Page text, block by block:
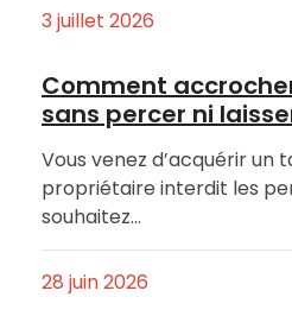
3 juillet 2026
Comment
sans percer ni
Vous venez d’acquérir un
propriétaire interdit les
souhaitez…
28 juin 2026